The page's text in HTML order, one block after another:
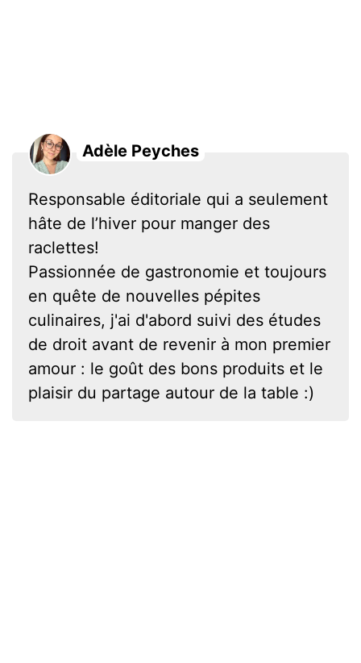
Adèle Peyches
Responsable éditoriale qui a seulement
hâte de l’hiver pour manger des
raclettes!
Passionnée de gastronomie et toujours
en quête de nouvelles pépites
culinaires, j'ai d'abord suivi des études
de droit avant de revenir à mon premier
amour : le goût des bons produits et le
plaisir du partage autour de la table :)